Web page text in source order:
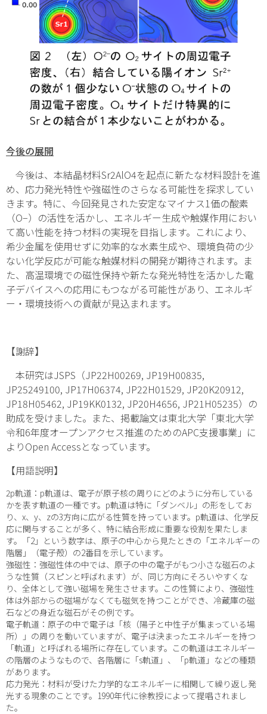
今後の展開
今後は、本結晶材料Sr2AlO4を起点に新たな材料設計を進
め、応力発光特性や強磁性のさらなる可能性を探求してい
きます。特に、今回発見された安定なマイナス1価の酸素
（O−）の活性を活かし、エネルギー生成や触媒作用におい
て高い性能を持つ材料の実現を目指します。これにより、
希少金属を使用せずに効率的な水素生成や、環境負荷の少
ない化学反応が可能な触媒材料の開発が期待されます。ま
た、高温環境での磁性保持や新たな発光特性を活かした電
子デバイスへの応用にもつながる可能性があり、エネルギ
ー・環境技術への貢献が見込まれます。
【謝辞】
本研究はJSPS（JP22H00269, JP19H00835,
JP25249100, JP17H06374, JP22H01529, JP20K20912,
JP18H05462, JP19KK0132, JP20H4656, JP21H05235）の
助成を受けました。また、掲載論文は東北大学「東北大学
令和6年度オープンアクセス推進のためのAPC支援事業」に
よりOpen Accessとなっています。
【用語説明】
2p軌道： p軌道は、電子が原子核の周りにどのように分布している
かを表す軌道の一種です。 p軌道は特に「ダンベル」の形をしてお
り、x、y、zの3方向に広がる性質を持っています。 p軌道は、化学反
応に関与することが多く、特に結合形成に重要な役割を果たしま
す。「2」という数字は、原子の中心から見たときの「エネルギーの
階層」（電子殻）の2番目を示しています。
強磁性：強磁性体の中では、原子の中の電子がもつ小さな磁石のよ
うな性質（スピンと呼ばれます）が、同じ方向にそろいやすくな
り、全体として強い磁場を発生させます。この性質により、強磁性
体は外部からの磁場がなくても磁気を持つことができ、冷蔵庫の磁
石などの身近な磁石がその例です。
電子軌道：原子の中で電子は「核（陽子と中性子が集まっている場
所）」の周りを動いていますが、電子は決まったエネルギーを持つ
「軌道」と呼ばれる場所に存在しています。この軌道はエネルギー
の階層のようなもので、各階層に「s軌道」、「p軌道」などの種類
があります。
応力発光：材料が受けた力学的なエネルギーに相関して繰り返し発
光する現象のことです。1990年代に徐教授によって提唱されまし
た。